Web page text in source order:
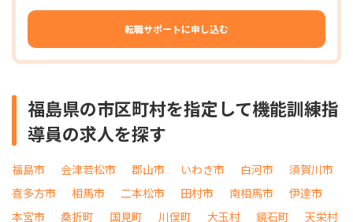
転職サポートに申し込む
福島県の市区町村を指定して機能訓練指
導員の求人を探す
福島市 会津若松市 郡山市 いわき市 白河市
須賀川市
喜多方市
相馬市 二本松市 田村市 南相馬市
伊達市
本宮市
桑折町 国見町 川俣町 大玉村 鏡石町 天栄村